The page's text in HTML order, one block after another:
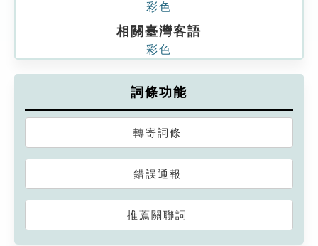
彩色
相關臺灣客語
彩色
詞條功能
轉寄詞條
錯誤通報
推薦關聯詞